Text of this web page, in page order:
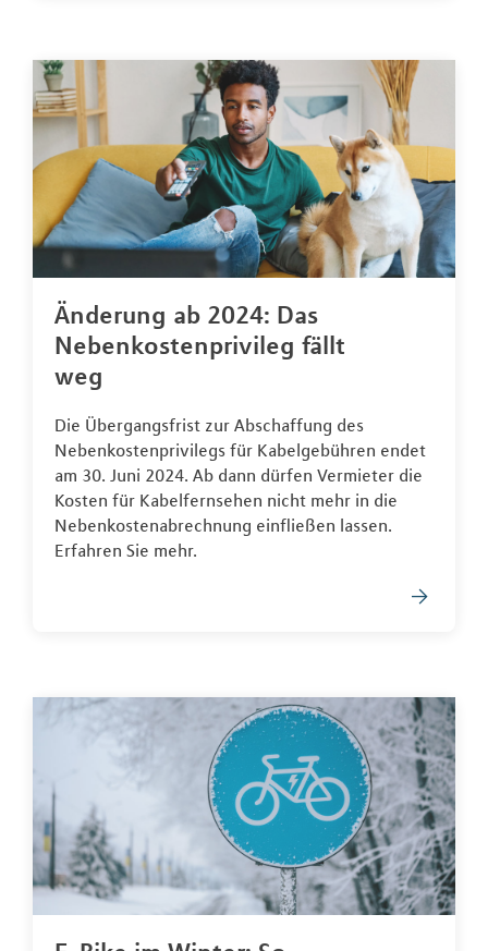
Änderung ab 2024: Das
Nebenkostenprivileg fällt
weg
Die Übergangsfrist zur Abschaffung des
Nebenkostenprivilegs für Kabelgebühren endet
am 30. Juni 2024. Ab dann dürfen Vermieter die
Kosten für Kabelfernsehen nicht mehr in die
Nebenkostenabrechnung einfließen lassen.
Erfahren Sie mehr.